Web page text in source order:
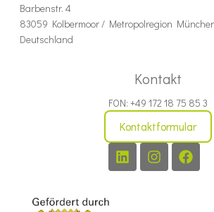
Barbenstr. 4
83059 Kolbermoor / Metropolregion
Deutschland
Kontakt
FON: +49 172 18 75 85 3
Kontaktformular